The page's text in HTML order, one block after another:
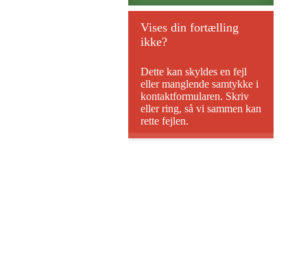
Vises din fortælling
ikke?
Dette kan skyldes en fejl
eller manglende samtykke i
kontaktformularen. Skriv
eller ring, så vi sammen kan
rette fejlen.